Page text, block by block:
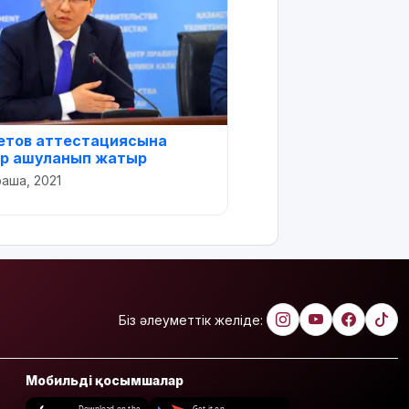
аттестациясына
ашуланып жатыр
2021
Біз әлеуметтік желіде:
Мобильді қосымшалар